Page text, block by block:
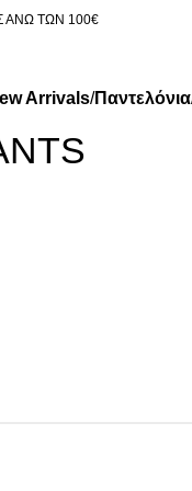
ΑΝΩ ΤΩΝ 100€
Arrivals Παντελόνια